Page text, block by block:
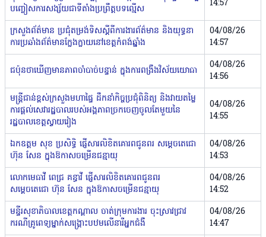
បញ្ចៀសការសង្ស័យជាទីតាំងប្រព្រឹត្តបទល្មើស
14:57
ក្រសួងព័ត៌មាន ប្រជុំតម្រង់ទិសស្តីពីការងារព័ត៌មាន និងយុទ្ធនា
ការប្រឆាំងព័ត៌មានក្លែងក្លាយនៅខេត្តកំពង់ឆ្នាំង
04/08/26
14:57
ជប៉ុនថាឃើញមានភាពចាំបាច់​បន្ទាន់​ ក្នុង​ការ​ពង្រឹង​វិស័យយោធា
04/08/26
14:56
មន្ត្រីជាន់ខ្ពស់ក្រសួងមហាផ្ទៃ ដឹកនាំកិច្ចប្រជុំពិនិត្យ និងវាយតម្លៃ
ការផ្ដល់សេវារដ្ឋបាលរបស់អង្គភាពច្រកចេញចូលតែមួយនៃ
រដ្ឋបាលខេត្តស្វាយរៀង
04/08/26
14:55
ឯកឧត្តម សុខ ប្រសិទ្ធិ ផ្ញើសារលិខិតគោរពជូនពរ សម្ដេចតេជោ
ហ៊ុន សែន ក្នុងឱកាសចម្រើនជន្មាយុ
04/08/26
14:53
លោកមេធាវី ពេជ្រ គន្ធាវី ផ្ញើសារលិខិតគោរពជូនពរ
សម្ដេចតេជោ ហ៊ុន សែន ក្នុងឱកាសចម្រើនជន្មាយុ
04/08/26
14:52
មន្ទីរសុខាភិបាលខេត្ដកណ្ដាល ចាត់ក្រុមការងារ ចុះស្រាវជ្រាវ
ករណីគ្រូពេទ្យម្នាក់សង្គ្រោះបឋមលើនារីអ្នកជំងឺ
04/08/26
14:47